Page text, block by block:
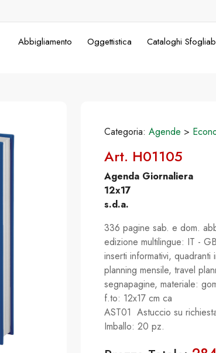
Abbigliamento Oggettistica Cataloghi
Categoria: Agende >
Art. H01105
Agenda Giornaliera
12x17
s.d.a.
336 pagine sab. e dom.
edizione multilingue: IT -
inserti informativi, quadranti
planning mensile, travel
segnapagine, materiale:
f.to: 12x17 cm ca
AST01 Astuccio su
Imballo: 20 pz.